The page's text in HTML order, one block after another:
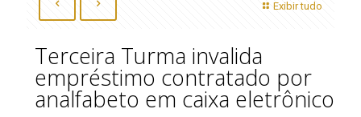
Exibir tudo
Terceira Turma invalida
empréstimo contratado por
analfabeto em caixa eletrônico